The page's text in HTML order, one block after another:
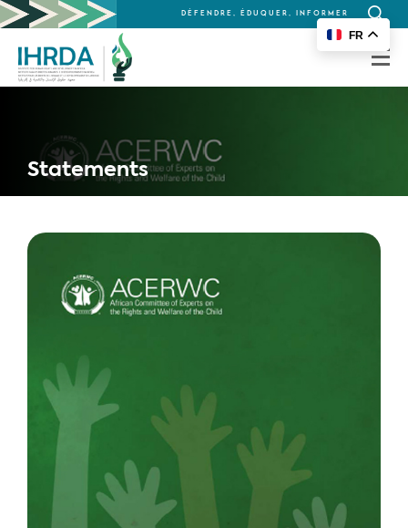
DÉFENDRE, ÉDUQUER, INFORMER
for:
Statements
FR